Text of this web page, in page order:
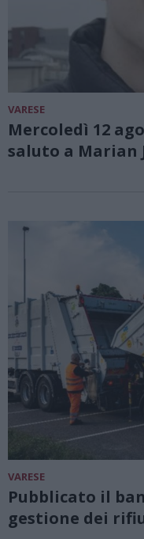
VARESE
Mercoledì 12
saluto a Marian
VARESE
Pubblicato il
gestione dei